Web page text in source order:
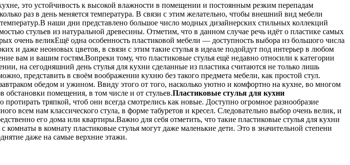
это устойчивость к высокой влажности в помещении и постоянным резким перепадам
раз в день меняется температура. В связи с этим желательно, чтобы внешний вид мебели
наши дни представлено большое число модных дизайнерских стильных коллекций
стульев из натуральной древесины. Отметим, что в данном случае речь идёт о пластике самых
очень великЕщё одна особенность пластиковой мебели — доступность выбора из большого числа
и даже неоновых цветов, в связи с этим такие стулья в идеале подойдут под интерьер в любом
вам и вашим гостям.Вопреки тому, что пластиковые стулья ещё недавно относили к категории
на сегодняшний день стулья для кухни сделанные из пластика считаются не только лишь
представить в своём воображении кухню без такого предмета мебели, как простой стул.
обедом и ужином. Ввиду этого от того, насколько уютно и комфортно на кухне, во многом
обстановки помещения, в том числе и от стульев.Пластиковые стулья для кухни
тряпкой, чтоб они всегда смотрелись как новые. Доступно огромное разнообразие
нам классического стула, в форме табуретов и кресел. Следовательно выбор очень велик, и
его дома или квартиры.Важно для себя отметить, что такие пластиковые стулья для кухни
комнаты в комнату пластиковые стулья могут даже маленькие дети. Это в значительной степени
даже на самые верхние этажи.